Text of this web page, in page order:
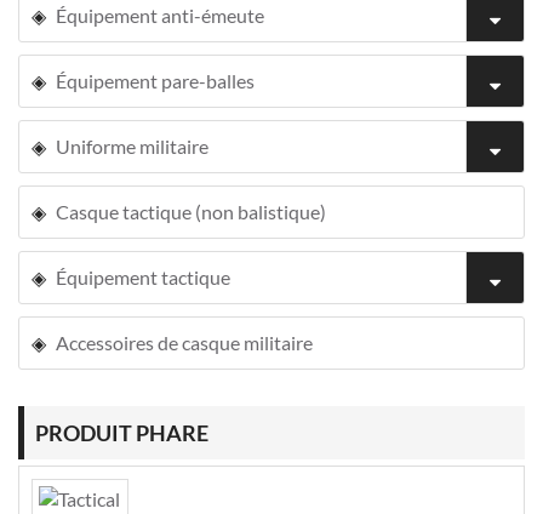
Équipement anti-émeute
Équipement pare-balles
Uniforme militaire
Casque tactique (non balistique)
Équipement tactique
Accessoires de casque militaire
PRODUIT PHARE